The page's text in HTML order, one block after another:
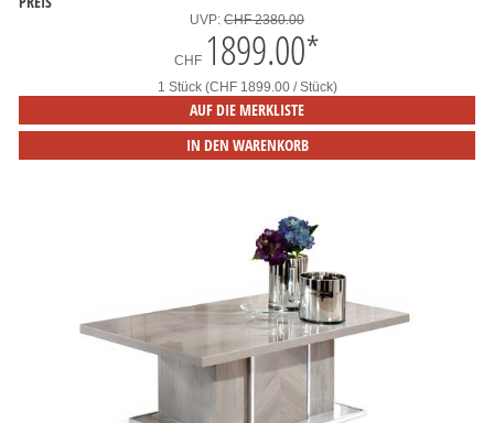
UVP: CHF 2380.00
CHF 1899.00*
1 Stück (CHF 1899.00 / Stück)
AUF DIE MERKLISTE
IN DEN WARENKORB